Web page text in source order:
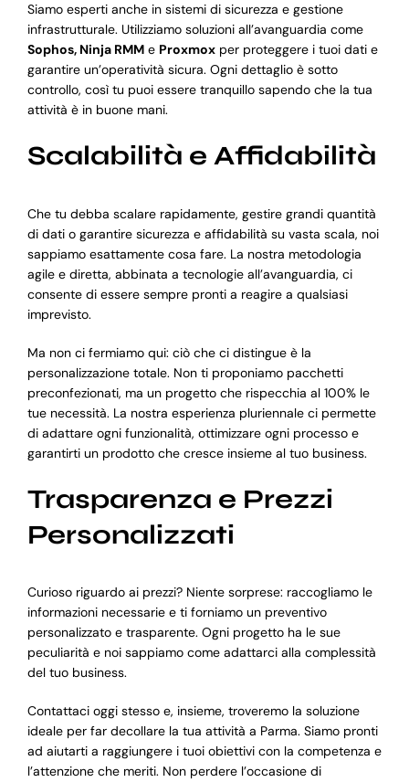
Siamo esperti anche in sistemi di sicurezza e gestione
infrastrutturale. Utilizziamo soluzioni all’avanguardia come
Sophos, Ninja RMMe Proxmoxper proteggere i tuoi dati e
garantire un’operatività sicura. Ogni dettaglio è sotto
controllo, così tu puoi essere tranquillo sapendo che la tua
attività è in buone mani.
Scalabilità e Affidabilità
Che tu debba scalare rapidamente, gestire grandi quantità
di dati o garantire sicurezza e affidabilità su vasta scala, noi
sappiamo esattamente cosa fare. La nostra metodologia
agile e diretta, abbinata a tecnologie all’avanguardia, ci
consente di essere sempre pronti a reagire a qualsiasi
imprevisto.
Ma non ci fermiamo qui: ciò che ci distingue è la
personalizzazione totale. Non ti proponiamo pacchetti
preconfezionati, ma un progetto che rispecchia al 100% le
tue necessità. La nostra esperienza pluriennale ci permette
di adattare ogni funzionalità, ottimizzare ogni processo e
garantirti un prodotto che cresce insieme al tuo business.
Trasparenza e Prezzi
Personalizzati
Curioso riguardo ai prezzi? Niente sorprese: raccogliamo le
informazioni necessarie e ti forniamo un preventivo
personalizzato e trasparente. Ogni progetto ha le sue
peculiarità e noi sappiamo come adattarci alla complessità
del tuo business.
Contattaci oggi stesso e, insieme, troveremo la soluzione
ideale per far decollare la tua attività a Parma. Siamo pronti
ad aiutarti a raggiungere i tuoi obiettivi con la competenza e
l’attenzione che meriti. Non perdere l’occasione di